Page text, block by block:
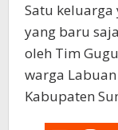
Satu
yang baru
oleh Tim
warga
Kabupaten